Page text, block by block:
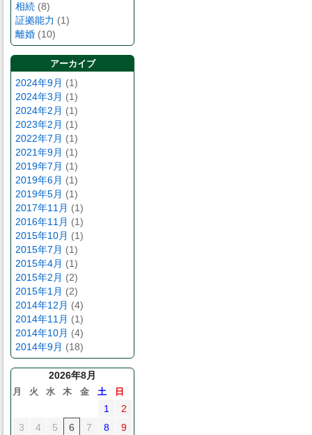
相続 (8)
証拠能力 (1)
離婚 (10)
アーカイブ
2024年9月 (1)
2024年3月 (1)
2024年2月 (1)
2023年2月 (1)
2022年7月 (1)
2021年9月 (1)
2019年7月 (1)
2019年6月 (1)
2019年5月 (1)
2017年11月 (1)
2016年11月 (1)
2015年10月 (1)
2015年7月 (1)
2015年4月 (1)
2015年2月 (2)
2015年1月 (2)
2014年12月 (4)
2014年11月 (1)
2014年10月 (4)
2014年9月 (18)
2026年8月
月 火 水 木 金 土 日
1
2
3
4 5 6 7 8
9